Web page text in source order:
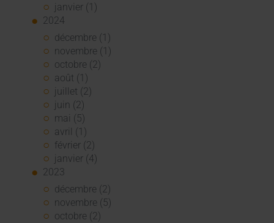
janvier (1)
2024
décembre (1)
novembre (1)
octobre (2)
août (1)
juillet (2)
juin (2)
mai (5)
avril (1)
février (2)
janvier (4)
2023
décembre (2)
novembre (5)
octobre (2)